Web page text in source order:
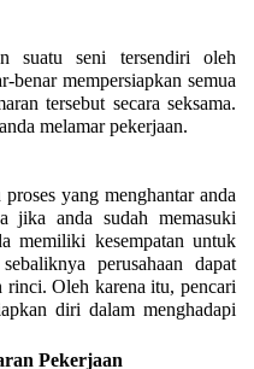
suatu seni tersendiri oleh
benar mempersiapkan semua
tersebut secara seksama.
melamar pekerjaan.
yang menghantar anda
jika anda sudah memasuki
memiliki kesempatan untuk
perusahaan dapat
rinci. Oleh karena itu, pencari
diri dalam menghadapi
Pekerjaan